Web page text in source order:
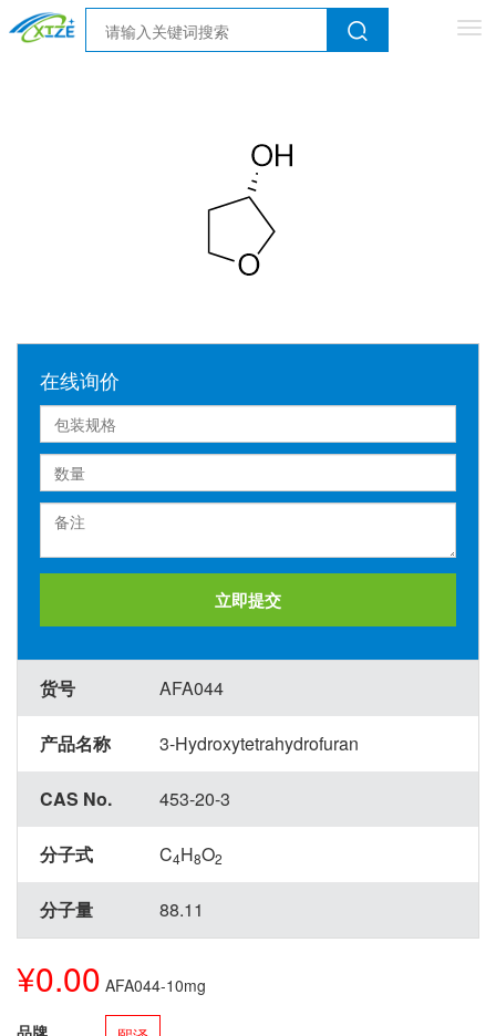
在线询价
立即提交
货号 AFA044
产品名称 3-Hydroxytetrahydrofuran
CAS No. 453-20-3
分子式 C4H8O2
分子量 88.11
¥0.00 AFA044-10mg
品牌